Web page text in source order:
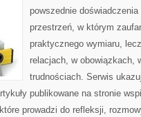
powszednie
przestrzeń, w którym
praktycznego wymiaru,
relacjach, w obowiązkach,
trudnościach. Serwis
publikowane na stronie
prowadzi do refleksji,